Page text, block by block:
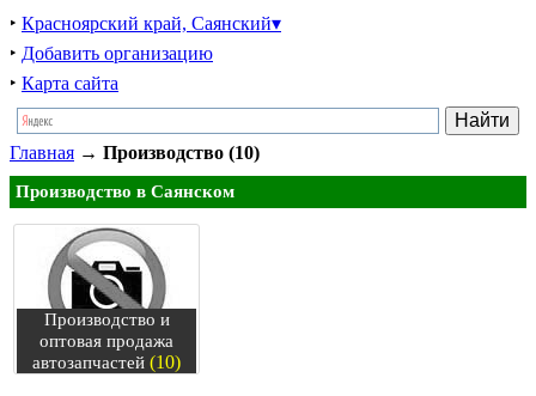
‣ Красноярский край, Саянский▾
‣ Добавить организацию
‣ Карта сайта
Главная → Производство (10)
Производство в Саянском
Производство и
оптовая продажа
автозапчастей (10)